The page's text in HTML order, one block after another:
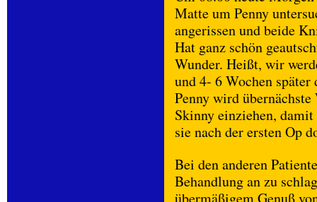
Matte um Penny
angerissen und beide
Hat ganz schön
Wunder. Heißt, wir
und 4- 6 Wochen später
Penny wird
Skinny einziehen,
sie nach der ersten Op
Bei den anderen
Behandlung an zu
übermäßigem Genuß